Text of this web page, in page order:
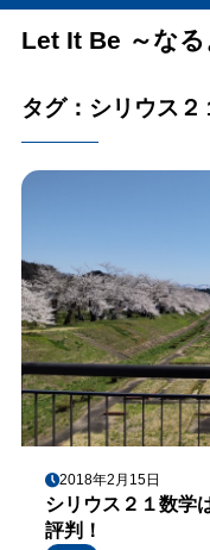
Let It Be ～な
タグ：シリウス２
2018年2月15日
シリウス２１数学
評判！